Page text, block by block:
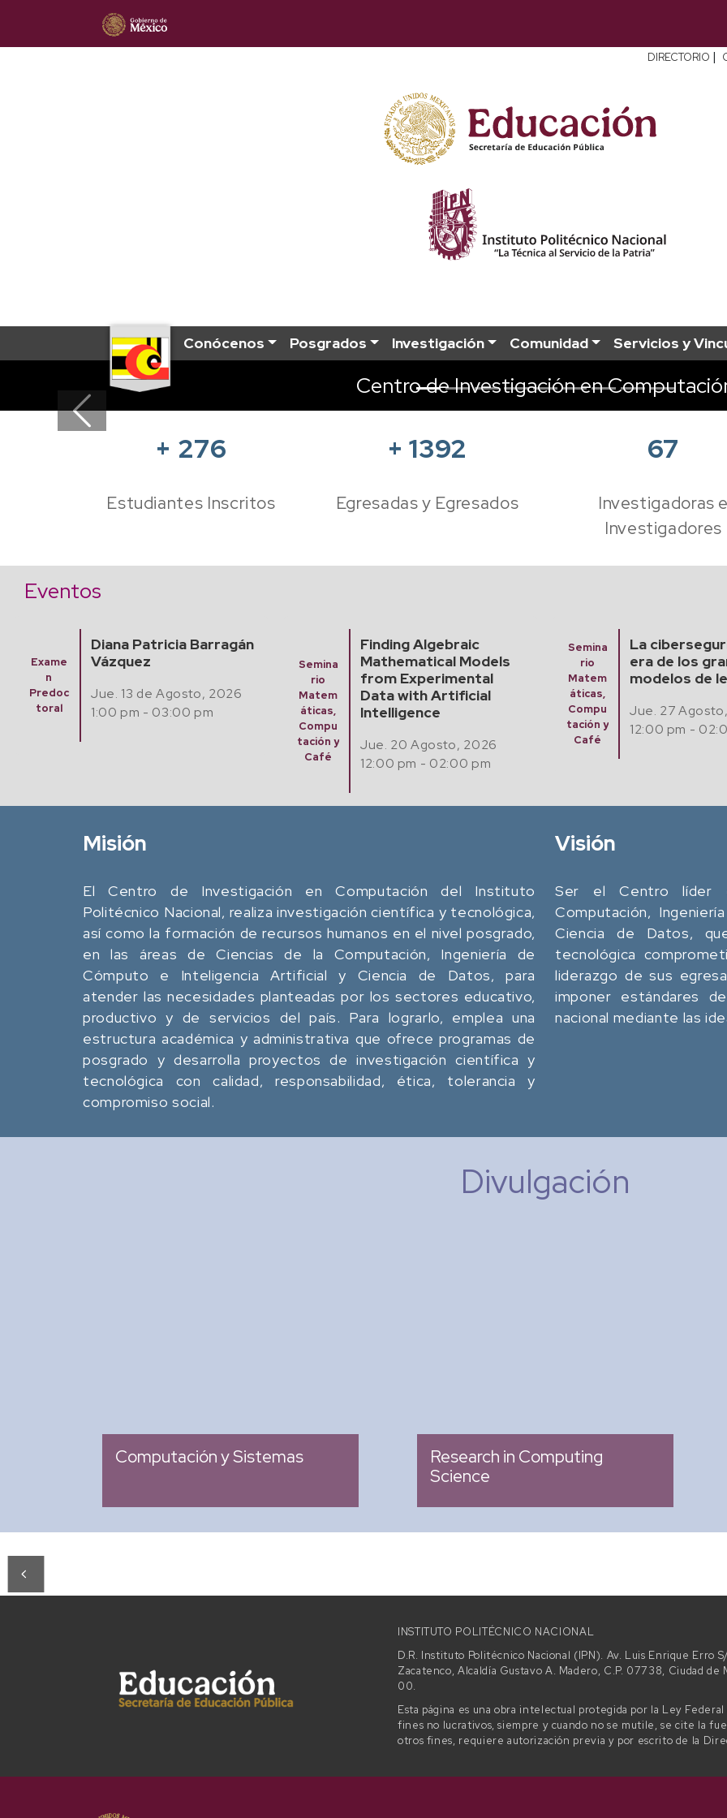
DIRECTORIO |
Conócenos Posgrados Investigación Comunidad Servicios y
Centro de Investigación en
Previous
+ 276
Estudiantes Inscritos
+1392
Egresadas y Egresados
67
Investigadoras e
Investigadores
Eventos
2026
Semina
Matem
áticas,
Finding Algebraic
Mathematical Models
Data with Artificial
Intelligence
Jue. 20 Agosto, 2026
12:00 pm - 02:00 pm
Semina
rio
Matem
áticas,
Compu
tación y
Café
La ciberseguridad en la
era de los grandes
modelos de lenguaje
Jue. 27 Agosto, 2026
12:00 pm - 02:00 pm
Exame
n
toral
Misión
El Centro de Investigación en Computación del Instituto
Politécnico Nacional, realiza investigación científica y tecnológica,
así como la formación de recursos humanos en el nivel posgrado,
en las áreas de Ciencias de la Computación, Ingeniería de
Cómputo e Inteligencia Artificial y Ciencia de Datos, para
atender las necesidades planteadas por los sectores educativo,
productivo y de servicios del país. Para lograrlo, emplea una
estructura académica y administrativa que ofrece programas de
posgrado y desarrolla proyectos de investigación científica y
tecnológica con calidad, responsabilidad, ética, tolerancia y
compromiso social.
Visión
Ser el Centro líder
Computación,
Ciencia de Datos,
tecnológica
liderazgo de sus
imponer estándares
nacional mediante las
Divulgación
Computación y Sistemas
Research in Computing
Science
INSTITUTO POLITÉCNICO NACIONAL
D.R. Instituto Politécnico Nacional (IPN). Av. Luis Enrique Erro
Zacatenco, Alcaldía Gustavo A. Madero, C.P. 07738, Ciudad
00.
Esta página es una obra intelectual protegida por la Ley
fines no lucrativos, siempre y cuando no se mutile, se cite la
otros fines, requiere autorización previa y por escrito de la